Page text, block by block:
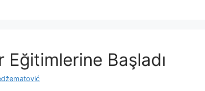
Eğitimlerine Başladı